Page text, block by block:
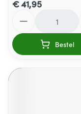
€ 41,95
Bestel